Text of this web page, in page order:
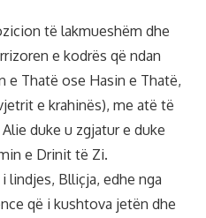
të lakmueshëm dhe
e kodrës që ndan
e Thatë ose Hasin e Thatë,
e krahinës), me atë të
duke u zgjatur e duke
e Drinit të Zi.
lindjes, Blliçja, edhe nga
që i kushtova jetën dhe